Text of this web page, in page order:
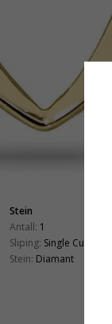
Stein
Antall: 1
Sliping: Single Cut
Stein: Diamant